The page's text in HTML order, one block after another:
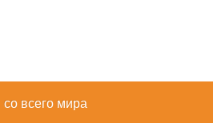
всего мира